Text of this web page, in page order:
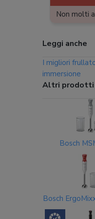
Non molti
Leggi anche
I migliori
immersione
Altri prodotti
Bosch
Bosch